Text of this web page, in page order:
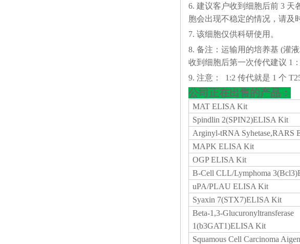
6. 建议客户收到细胞后前 3 天
胞会出现不稳定的情况，请及
7. 该细胞仅供科研使用。
8. 备注：运输用的培养基 (灌
收到细胞后第一次传代建议 1：
9. 注意： 1:2 传代就是 1 个
公司正在出售的产品：
MAT ELISA Kit
Spindlin 2(SPIN2)ELISA Kit
Arginyl-tRNA Syhetase,RARS
MAPK ELISA Kit
OGP ELISA Kit
B-Cell CLL/Lymphoma
uPA/PLAU ELISA Kit
Syaxin 7(STX7)ELISA Kit
Beta-1,3-Glucuronyltransferase
1(b3GAT1)ELISA Kit
Squamous Cell Carcinoma Aigen